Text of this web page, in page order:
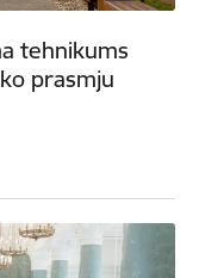
tehnikums
prasmju